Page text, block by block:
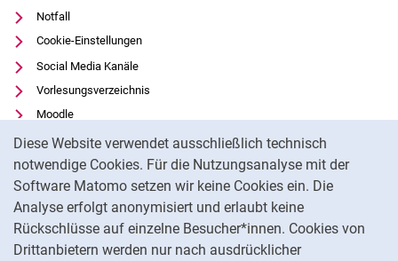
Diese Website verwendet ausschließlich technisch
notwendige Cookies. Für die Nutzungsanalyse mit der
Software Matomo setzen wir keine Cookies ein. Die
Analyse erfolgt anonymisiert und erlaubt keine
Rückschlüsse auf einzelne Besucher*innen. Cookies von
Drittanbietern werden nur nach ausdrücklicher
Notfall
Cookie-Einstellungen
Social Media Kanäle
Vorlesungsverzeichnis
Moodle
Panopto
Universitätsbibliothek
Datenschutz
Barrierefreiheit
Transparenter KI-Einsatz